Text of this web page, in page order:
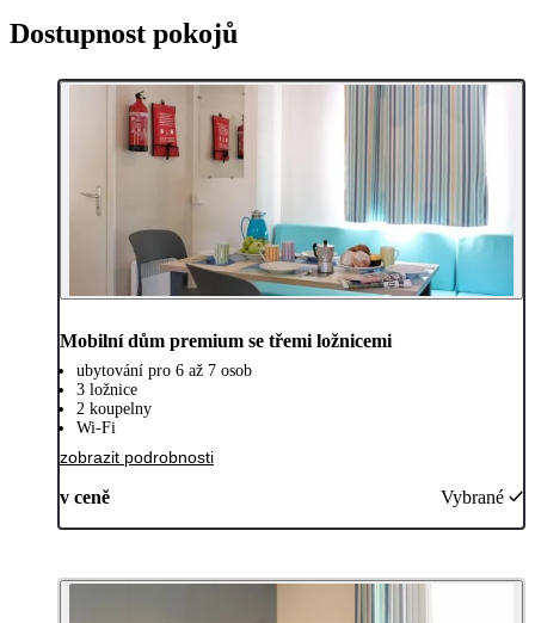
Dostupnost pokojů
Mobilní dům premium se třemi ložnicemi
ubytování pro 6 až 7 osob
3 ložnice
2 koupelny
Wi-Fi
zobrazit podrobnosti
v ceně Vybrané